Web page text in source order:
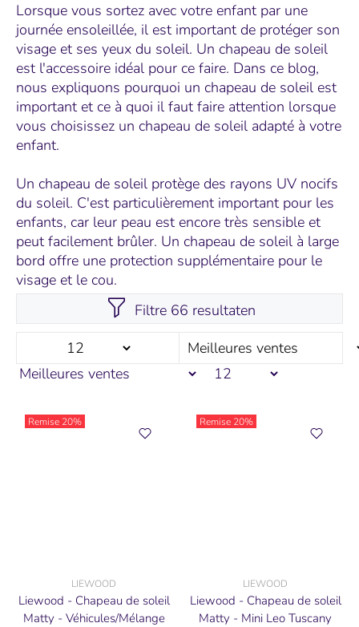
Lorsque vous sortez avec votre enfant par une
journée ensoleillée, il est important de protéger son
visage et ses yeux du soleil. Un chapeau de soleil
est l'accessoire idéal pour ce faire. Dans ce blog,
nous expliquons pourquoi un chapeau de soleil est
important et ce à quoi il faut faire attention lorsque
vous choisissez un chapeau de soleil adapté à votre
enfant.
Un chapeau de soleil protège des rayons UV nocifs
du soleil. C'est particulièrement important pour les
enfants, car leur peau est encore très sensible et
peut facilement brûler. Un chapeau de soleil à large
bord offre une protection supplémentaire pour le
visage et le cou.
Filtre 66 resultaten
Remise 20%
LIEWOOD
Liewood - Chapeau de soleil
Matty - Véhicules/Mélange
Remise 20%
LIEWOOD
Liewood - Chapeau de soleil
Matty - Mini Leo Tuscany